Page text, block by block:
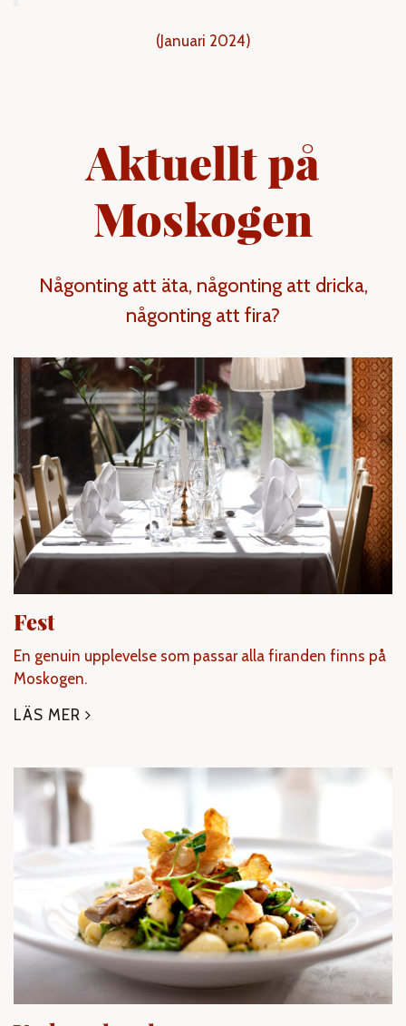
(Januari 2024)
Aktuellt på
Moskogen
Någonting att äta, någonting att dricka,
någonting att fira?
Fest
En genuin upplevelse som passar alla firanden finns på
Moskogen.
LÄS MER